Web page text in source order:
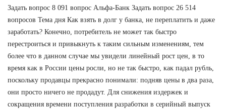
Задать вопрос 8 091 вопрос Альфа-Банк Задать вопрос 26 514
вопросов Тема дня Как взять в долг у банка, не переплатить и даже
заработать? Конечно, потребитель не может так быстро
перестроиться и привыкнуть к таким сильным изменениям, тем
более что в данном случае мы увидели линейный рост цен, в то
время как в России цены росли, но не так быстро, как падал рубль,
поскольку продавцы прекрасно понимали: подняв цены в два раза,
они просто ничего не продадут. Для снижения издержек и
сокращения времени поступления разработки в серийный выпуск